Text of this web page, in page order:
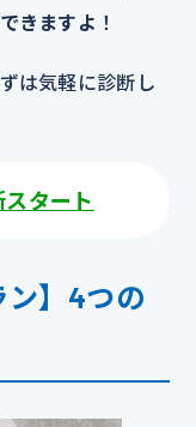
きますよ ！
は気軽に診断し
タート
ン】4つの